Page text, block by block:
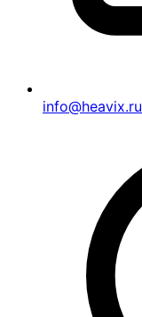
info@heavix.ru